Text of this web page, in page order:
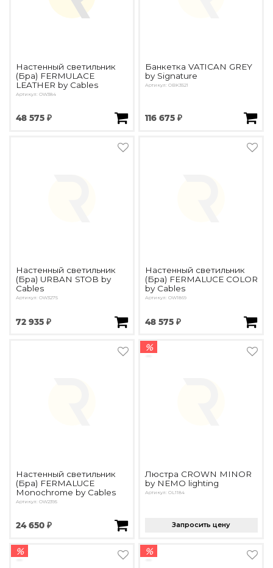
Настенный светильник
(Бра) FERMULACE
LEATHER by Cables
Артикул: OW384
48 575 ₽
Банкетка VATICAN GREY
by Signature
Артикул: OBK3521
116 675 ₽
Настенный светильник
(Бра) URBAN STOB by
Cables
Артикул: OW3275
72 935 ₽
Настенный светильник
(Бра) FERMALUCE COLOR
by Cables
Артикул: OW1869
48 575 ₽
Настенный светильник
(Бра) FERMALUCE
Monochrome by Cables
Артикул: OW2395
24 650 ₽
%
Люстра CROWN MINOR
by NEMO lighting
Артикул: OL1184
Запросить цену
% %